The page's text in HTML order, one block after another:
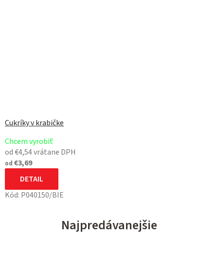
Cukríky v krabičke
Chcem vyrobiť
od €4,54 vrátane DPH
od €3,69
DETAIL
Kód: P040150/BIE
Najpredávanejšie